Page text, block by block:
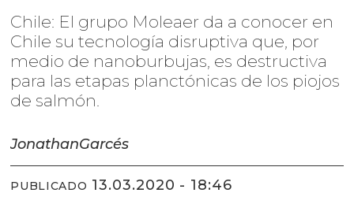
Chile: El grupo Moleaer da a conocer en
Chile su tecnología disruptiva que, por
medio de nanoburbujas, es destructiva
para las etapas planctónicas de los piojos
de salmón.
JonathanGarcés
PUBLICADO 13.03.2020 - 18:46